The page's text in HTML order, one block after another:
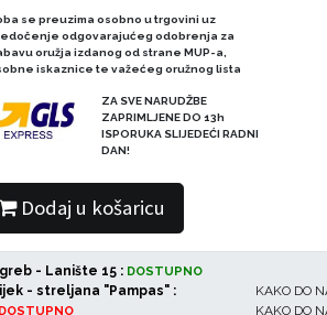
se preuzima osobno u trgovini uz
odgovarajućeg odobrenja za
oružja izdanog od strane MUP-a,
iskaznice te važećeg oružnog lista
ZA SVE NARUDŽBE
ZAPRIMLJENE DO 13h
ISPORUKA SLIJEDEĆI RADNI
DAN!
Dodaj u košaricu
- Lanište 15 : DOSTUPNO
KAKO DO
- streljana "Pampas" :
KAKO DO